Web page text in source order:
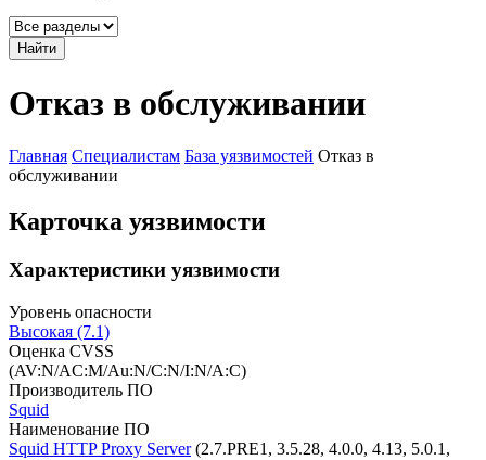
Найти
Отказ в обслуживании
Главная Специалистам База уязвимостей Отказ в
обслуживании
Карточка уязвимости
Характеристики уязвимости
Уровень опасности
Высокая (7.1)
Оценка CVSS
(AV:N/AC:M/Au:N/C:N/I:N/A:C)
Производитель ПО
Squid
Наименование ПО
Squid HTTP Proxy Server(2.7.PRE1, 3.5.28, 4.0.0, 4.13, 5.0.1,